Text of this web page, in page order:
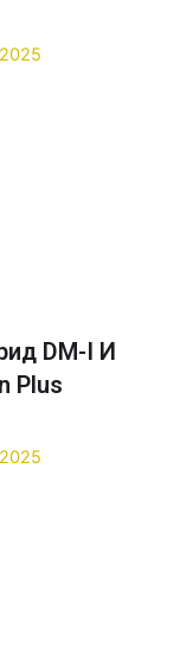
DM-I И
Plus